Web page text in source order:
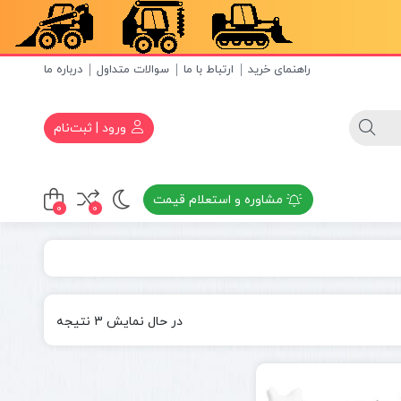
راهنمای خرید ارتباط با ما سوالات متداول درباره ما
ورود | ثبت‌نام
مشاوره و استعلام قیمت 0
0
در حال نمایش 3 نتیجه